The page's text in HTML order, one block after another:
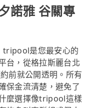
諾雅 谷關專
tripool是您最安心的
台，從格拉斯麗台北
前就公開透明。所有
保金流清楚，避免了
麼選擇像tripool這樣